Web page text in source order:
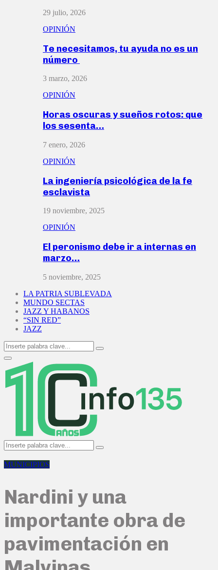
29 julio, 2026
OPINIÓN
Te necesitamos, tu ayuda no es un
número
3 marzo, 2026
OPINIÓN
Horas oscuras y sueños rotos: que
los sesenta…
7 enero, 2026
OPINIÓN
La ingeniería psicológica de la fe
esclavista
19 noviembre, 2025
OPINIÓN
El peronismo debe ir a internas en
marzo…
5 noviembre, 2025
LA PATRIA SUBLEVADA
MUNDO SECTAS
JAZZ Y HABANOS
“SIN RED”
JAZZ
Search
for:
Search
Primary
Menu
Search
for:
Search
MUNICIPIOS
Nardini y una
importante obra de
pavimentación en